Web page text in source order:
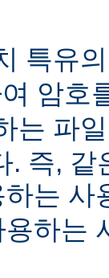
특유
암호
는 파
. 즉,
하는
하는